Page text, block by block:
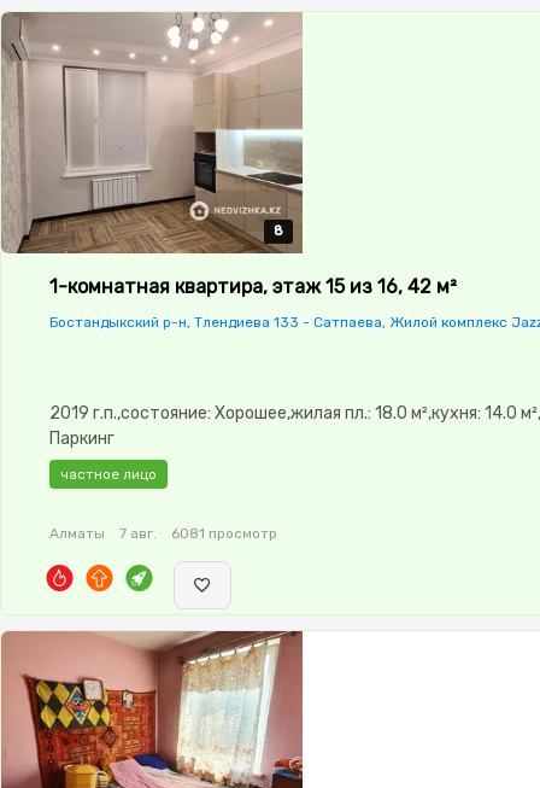
8
8
8
8
8
1-комнатная квартира, этаж 15 из 16, 42 м²
Бостандыкский р-н, Тлендиева 133 - Сатпаева, Жилой комплекс
2019 г.п.,состояние: Хорошее,жилая пл.: 18.0 м²,кухня: 14.0
Паркинг
частное лицо
Алматы 7 авг. 6081 просмотр